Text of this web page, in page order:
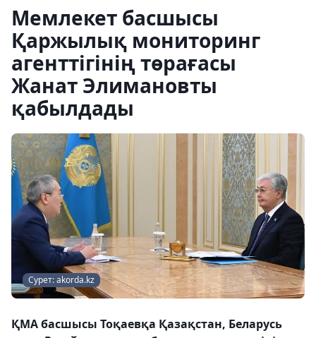
Мемлекет басшысы
Қаржылық мониторинг
агенттігінің төрағасы
Жанат Элимановты
қабылдады
Сурет: akorda.kz
ҚМА басшысы Тоқаевқа Қазақстан, Беларусь